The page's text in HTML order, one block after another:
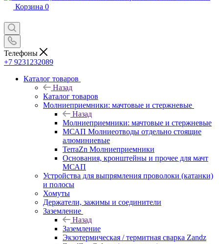
Корзина 0
Телефоны
+7 9231232089
Каталог товаров
Назад
Каталог товаров
Молниеприемники: мачтовые и стержневые
Назад
Молниеприемники: мачтовые и стержневые
МСАП Молниеотводы отдельно стоящие
алюминиевые
TerraZn Молниеприемники
Основания, кронштейны и прочее для мачт
МСАП
Устройства для выпрямления проволоки (катанки)
и полосы
Хомуты
Держатели, зажимы и соединители
Заземление
Назад
Заземление
Экзотермическая / термитная сварка Zandz